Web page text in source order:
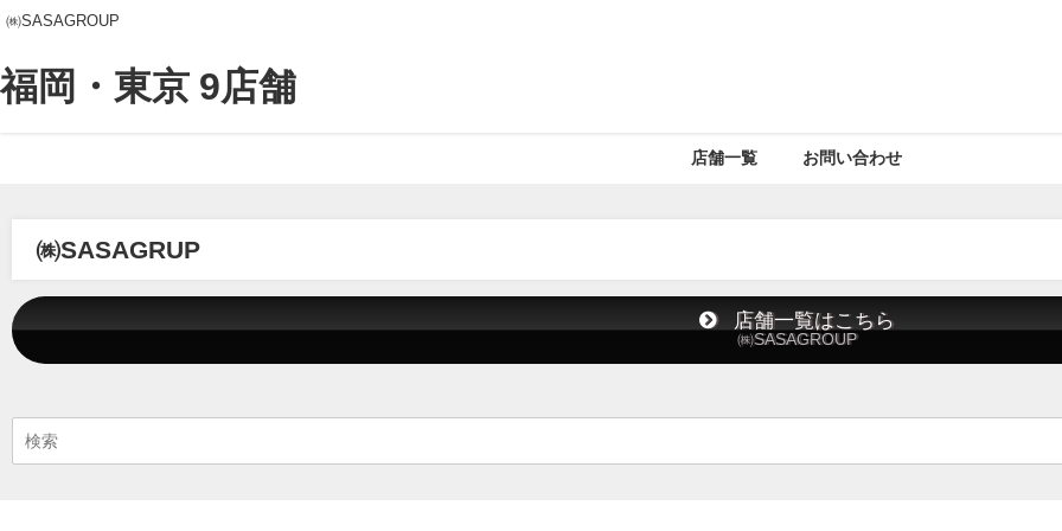
㈱SASAGROUP
福岡・東京 9店舗
店舗一覧 お問い合わせ
㈱SASAGRUP
店舗一覧はこちら
㈱SASAGROUP